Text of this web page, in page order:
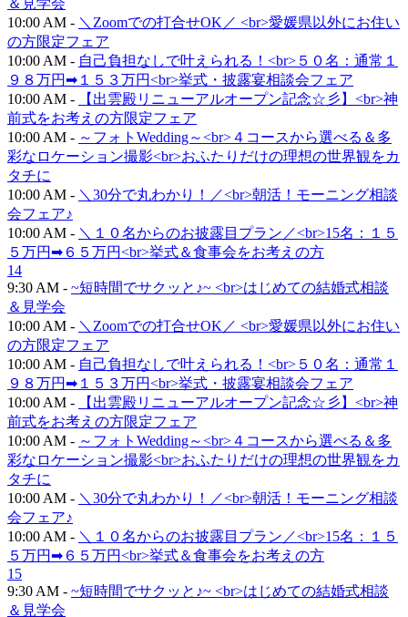
10:00 AM - ＼Zoomでの打合せOK／ <br>愛媛県以外にお住い
の方限定フェア
10:00 AM - 自己負担なしで叶えられる！<br>５０名：通常１
９８万円➡１５３万円<br>挙式・披露宴相談会フェア
10:00 AM -
【出雲殿リニューアルオープン記念☆彡】<br>神
前式をお考えの方限定フェア
10:00 AM - ～フォトWedding～<br>４コースから選べる＆多
彩なロケーション撮影<br>おふたりだけの理想の世界観をカ
タチに
10:00 AM - ＼30分で丸わかり！／<br>朝活！モーニング相談
会フェア♪
10:00 AM - ＼１０名からのお披露目プラン／<br>15名：１５
５万円➡６５万円<br>挙式＆食事会をお考えの方
14
9:30 AM - ~短時間でサクッと♪~ <br>はじめての結婚式相談
＆見学会
10:00 AM - ＼Zoomでの打合せOK／ <br>愛媛県以外にお住い
の方限定フェア
10:00 AM - 自己負担なしで叶えられる！<br>５０名：通常１
９８万円➡１５３万円<br>挙式・披露宴相談会フェア
10:00 AM -
【出雲殿リニューアルオープン記念☆彡】<br>神
前式をお考えの方限定フェア
10:00 AM - ～フォトWedding～<br>４コースから選べる＆多
彩なロケーション撮影<br>おふたりだけの理想の世界観をカ
タチに
10:00 AM - ＼30分で丸わかり！／<br>朝活！モーニング相談
会フェア♪
10:00 AM - ＼１０名からのお披露目プラン／<br>15名：１５
５万円➡６５万円<br>挙式＆食事会をお考えの方
15
9:30 AM - ~短時間でサクッと♪~ <br>はじめての結婚式相談
＆見学会